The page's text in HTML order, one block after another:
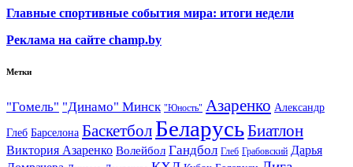
Главные спортивные события мира: итоги недели
Реклама на сайте champ.by
Метки
"Гомель" "Динамо" Минск "Юность" Азаренко Александр
Глеб Барселона Баскетбол БеларусьБиатлон
Виктория Азаренко Волейбол Гандбол Глеб Грабовский Дарья